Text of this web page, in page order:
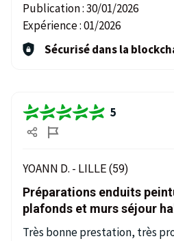
Publication :30/01/2026
Expérience :01/2026
Sécurisé dans la
5
YOANN D. - LILLE (59)
Préparations enduits
plafonds et murs séjour
Très bonne prestation, très